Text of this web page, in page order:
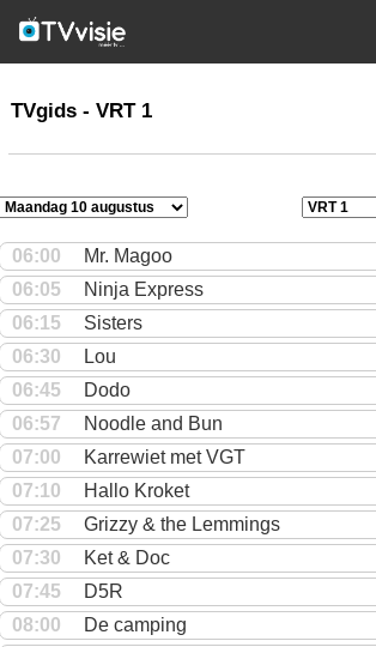
TVgids
TVgids - VRT 1
06:00
Mr. Magoo
06:05
Ninja Express
06:15
Sisters
06:30
Lou
06:45
Dodo
06:57
Noodle and Bun
07:00
Karrewiet met VGT
07:10
Hallo Kroket
07:25
Grizzy & the Lemmings
07:30
Ket & Doc
07:45
D5R
08:00
De camping